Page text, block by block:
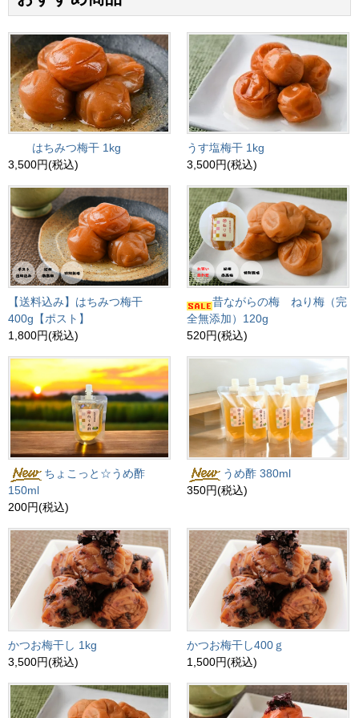
はちみつ梅干 1kg
3,500円(税込)
うす塩梅干 1kg
3,500円(税込)
【送料込み】はちみつ梅干
400g【ポスト】
1,800円(税込)
昔ながらの梅 ねり梅（完
全無添加）120g
520円(税込)
ちょこっと☆うめ酢
150ml
200円(税込)
うめ酢 380ml
350円(税込)
かつお梅干し 1kg
3,500円(税込)
かつお梅干し400ｇ
1,500円(税込)